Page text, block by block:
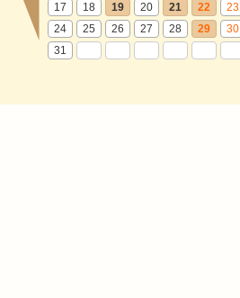
17
18 19 20 21 22
23
24
25 26 27 28 29
30
31